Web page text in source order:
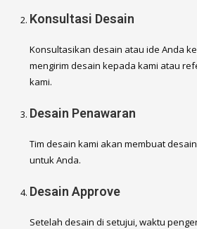
Konsultasi Desain
Konsultasikan desain atau ide Anda
mengirim desain kepada kami atau
kami.
Desain Penawaran
Tim desain kami akan membuat
untuk Anda.
Desain Approve
Setelah desain di setujui, waktu